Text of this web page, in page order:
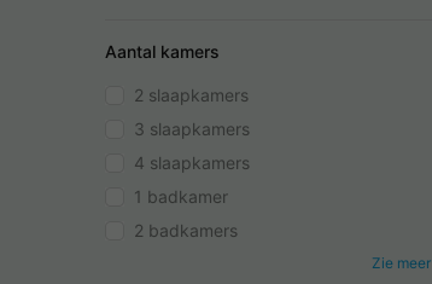
Aantal kamers
2 slaapkamers
3 slaapkamers
4 slaapkamers
1 badkamer
2 badkamers
Zie meer